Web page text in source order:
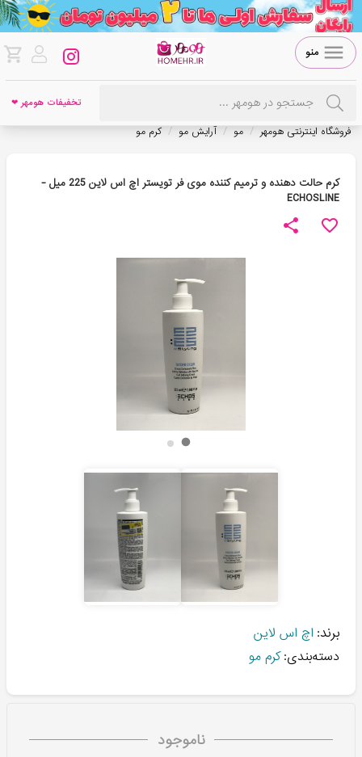
منو
تخفیفات هومهر ❤
فروشگاه اینترنتی هومهر / مو / آرایش مو / کرم مو
کرم حالت دهنده و ترمیم کننده موی فر تویستر اچ اس لاین 225 میل -
ECHOSLINE
برند: اچ اس لاین
دسته‌بندی: کرم مو
ناموجود